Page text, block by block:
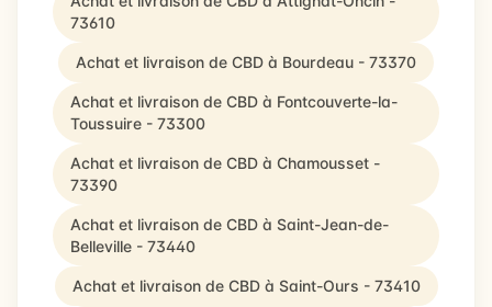
73610
Achat et livraison de CBD à Bourdeau - 73370
Achat et livraison de CBD à Fontcouverte-la-
Toussuire - 73300
Achat et livraison de CBD à Chamousset -
73390
Achat et livraison de CBD à Saint-Jean-de-
Belleville - 73440
Achat et livraison de CBD à Saint-Ours - 73410